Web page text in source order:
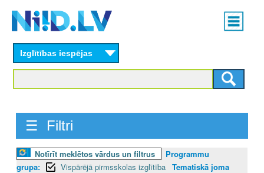
content
Main
menu
Izglītības iespējas
☰ Filtri
Notīrīt meklētos vārdus un filtrus
Programmu
grupa:
Vispārējā pirmsskolas izglītība Tematiskā joma